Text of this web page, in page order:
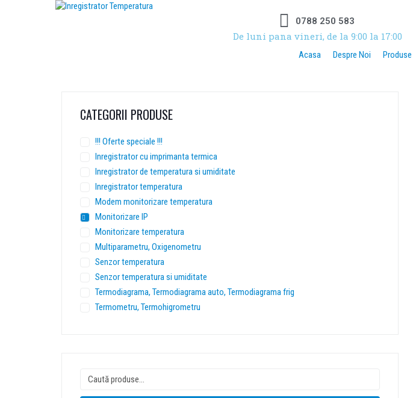
0788 250 583
De luni pana vineri, de la 9:00 la 17:00
Acasa Despre Noi Produse
CATEGORII PRODUSE
!!! Oferte speciale !!!
Inregistrator cu imprimanta termica
Inregistrator de temperatura si umiditate
Inregistrator temperatura
Modem monitorizare temperatura
Monitorizare IP
Monitorizare temperatura
Multiparametru, Oxigenometru
Senzor temperatura
Senzor temperatura si umiditate
Termodiagrama, Termodiagrama auto, Termodiagrama frig
Termometru, Termohigrometru